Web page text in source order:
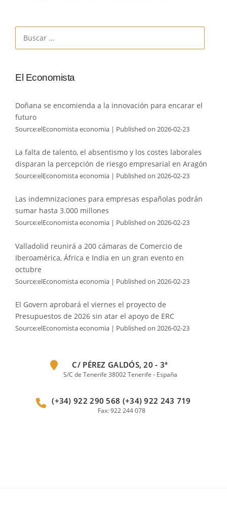
El Economista
Doñana se encomienda a la innovación para encarar el
futuro
Source:elEconomista economia Published on 2026-02-23
La falta de talento, el absentismo y los costes laborales
disparan la percepción de riesgo empresarial en Aragón
Source:elEconomista economia Published on 2026-02-23
Las indemnizaciones para empresas españolas podrán
sumar hasta 3.000 millones
Source:elEconomista economia Published on 2026-02-23
Valladolid reunirá a 200 cámaras de Comercio de
Iberoamérica, África e India en un gran evento en
octubre
Source:elEconomista economia Published on 2026-02-23
El Govern aprobará el viernes el proyecto de
Presupuestos de 2026 sin atar el apoyo de ERC
Source:elEconomista economia Published on 2026-02-23
C/ PÉREZ GALDÓS, 20 - 3ª
S/C de Tenerife 38002 Tenerife - España
(+34) 922 290 568 (+34) 922 243 719
Fax: 922 244 078